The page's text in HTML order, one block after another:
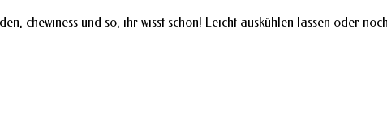
chewiness und so, ihr wisst schon! Leicht auskühlen lassen oder